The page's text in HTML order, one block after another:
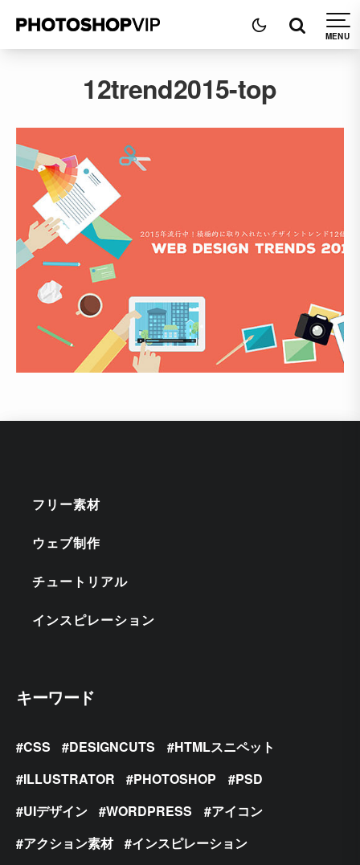
12trend2015-top
フリー素材
ウェブ制作
チュートリアル
インスピレーション
キーワード
CSS DESIGNCUTS
HTMLスニペット
ILLUSTRATOR
PHOTOSHOP
PSD
UIデザイン
WORDPRESS
アイコン
アクション素材
インスピレーション